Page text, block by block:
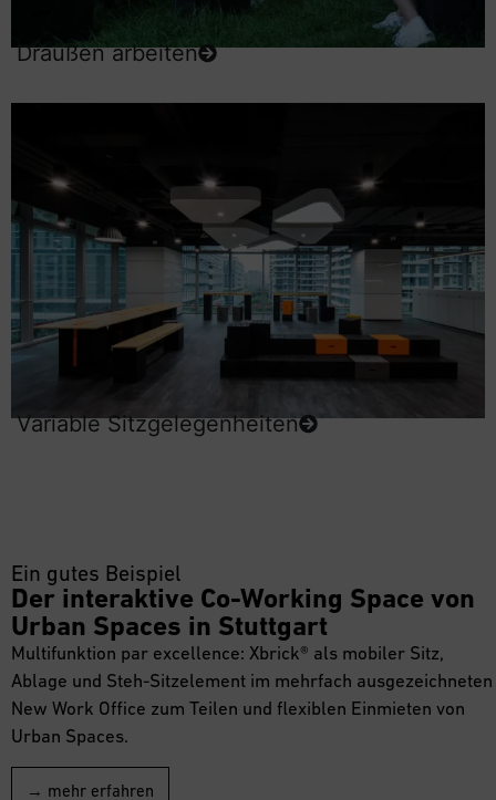
Draußen arbeiten
Variable Sitzgelegenheiten
Ein gutes Beispiel
Der interaktive Co-Working Space von
Urban Spaces in Stuttgart
Multifunktion par excellence: Xbrick® als mobiler Sitz,
Ablage und Steh-Sitzelement im mehrfach ausgezeichneten
New Work Office zum Teilen und flexiblen Einmieten von
Urban Spaces.
→ mehr erfahren